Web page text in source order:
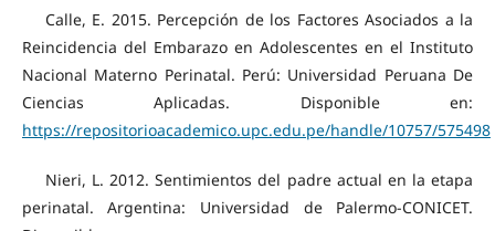
Calle, E. 2015. Percepción de los Factores Asociados a la
Reincidencia del Embarazo en Adolescentes en el Instituto
Nacional Materno Perinatal. Perú: Universidad Peruana De
Ciencias Aplicadas. Disponible en:
https://repositorioacademico.upc.edu.pe/handle/10757/575498
Nieri, L. 2012. Sentimientos del padre actual en la etapa
perinatal. Argentina: Universidad de Palermo-CONICET.